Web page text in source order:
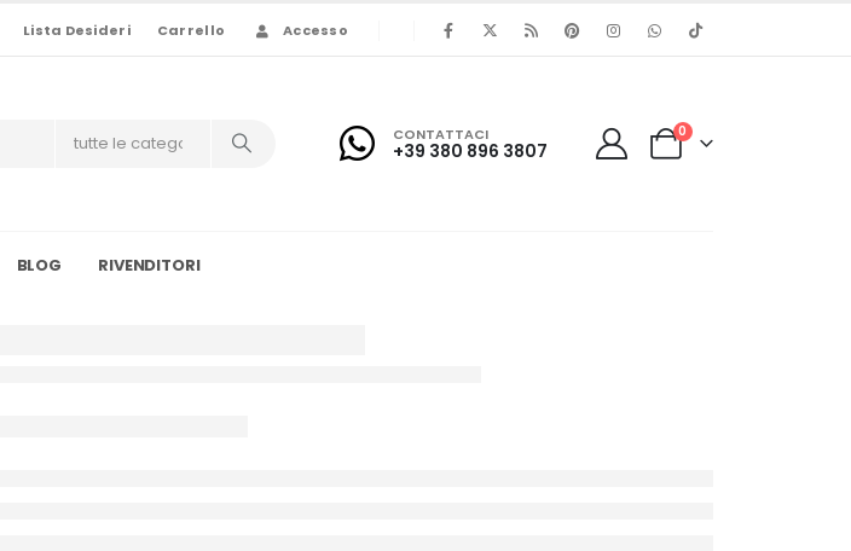
Lista Desideri Carrello Accesso
CONTATTACI
+39 380 896 3807
0
BLOG RIVENDITORI